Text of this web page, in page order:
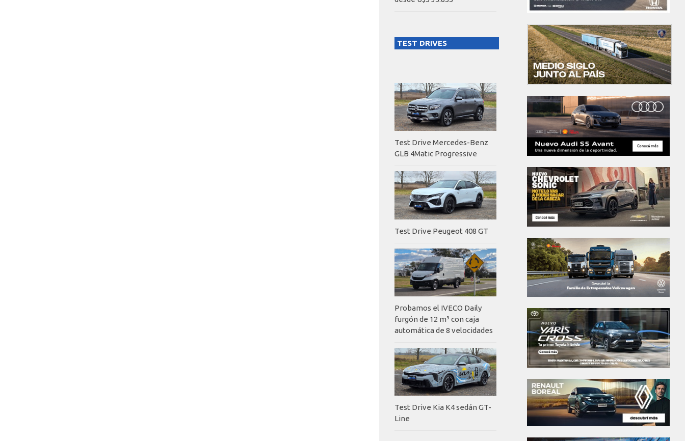
TEST DRIVES
Test Drive Mercedes-Benz
GLB 4Matic Progressive
Test Drive Peugeot 408 GT
Probamos el IVECO Daily
furgón de 12 m³ con caja
automática de 8 velocidades
Test Drive Kia K4 sedán GT-
Line